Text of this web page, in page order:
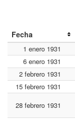
Fecha
1 enero 1931
6 enero 1931
2 febrero 1931
15 febrero 1931
28 febrero 1931